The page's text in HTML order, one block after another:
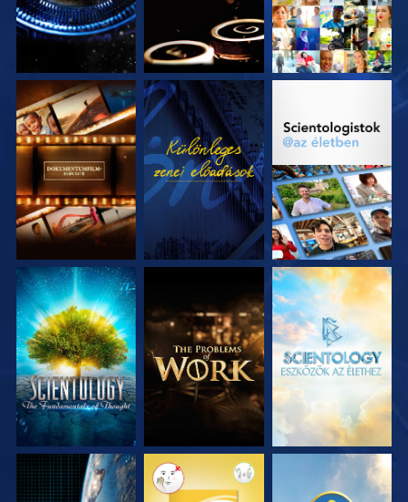
A SOROZAT
RÉSZEI
MŰSORNÉZÉS
A SOROZAT
A SOROZAT
RÉSZEI
A SOROZAT
RÉSZEI
A SOROZAT
RÉSZEI